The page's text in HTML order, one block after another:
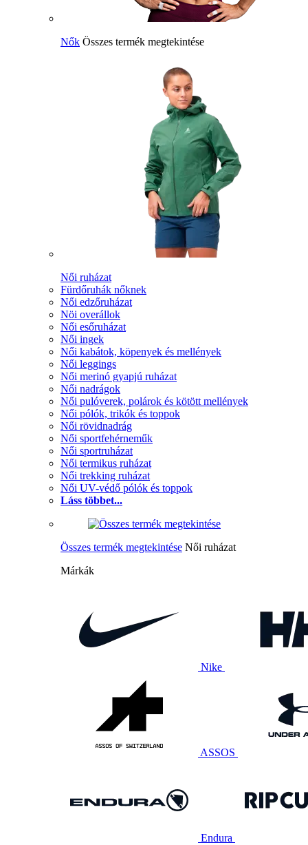
Nők Összes termék megtekintése
Női ruházat
Fürdőruhák nőknek
Női edzőruházat
Nöi overállok
Női esőruházat
Női ingek
Női kabátok, köpenyek és mellények
Női leggings
Női merinó gyapjú ruházat
Női nadrágok
Női pulóverek, polárok és kötött mellények
Női pólók, trikók és toppok
Női rövidnadrág
Női sportfehérneműk
Női sportruházat
Női termikus ruházat
Női trekking ruházat
Női UV-védő pólók és toppok
Láss többet...
Összes termék megtekintése Női ruházat
Márkák
Nike
ASSOS
Endura